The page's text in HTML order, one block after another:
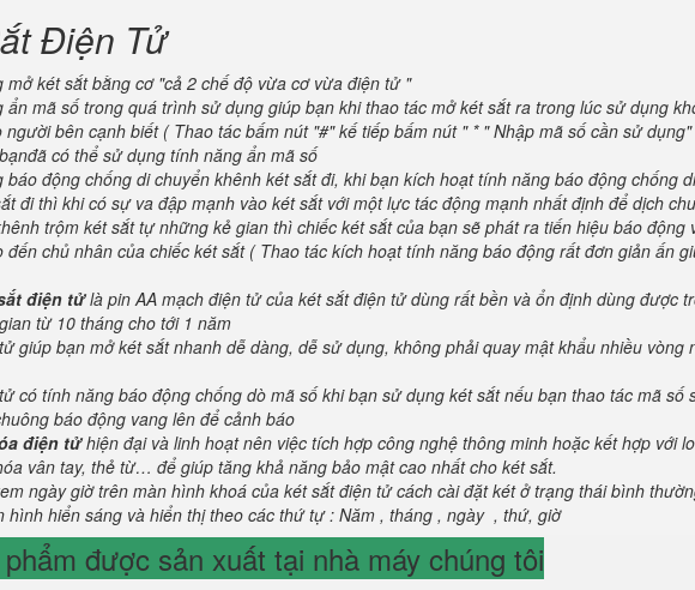
Điện Tử
mở két sắt bằng cơ "cả 2 chế độ vừa cơ vừa điện tử "
ẩn mã số trong quá trình sử dụng giúp bạn khi thao tác mở két sắt ra trong lúc sử dụng
người bên cạnh biết ( Thao tác bấm nút "#" kế tiếp bấm nút " * " Nhập mã số cần sử
có thể sử dụng tính năng ẩn mã số
báo động chống di chuyển khênh két sắt đi, khi bạn kích hoạt tính năng báo động chống di
đi thì khi có sự va đập mạnh vào két sắt với một lực tác động mạnh nhất định để dịch
trộm két sắt tự những kẻ gian thì chiếc két sắt của bạn sẽ phát ra tiến hiệu báo động
đến chủ nhân của chiếc két sắt ( Thao tác kích hoạt tính năng báo động rất đơn giản ấn
điện tửlà pin AA mạch điện tử của két sắt điện tử dùng rất bền và ổn định dùng được
từ 10 tháng cho tới 1 năm
giúp bạn mở két sắt nhanh dễ dàng, dễ sử dụng, không phải quay mật khẩu nhiều vòng
có tính năng báo động chống dò mã số khi bạn sử dụng két sắt nếu bạn thao tác mã số
báo động vang lên để cảnh báo
điện tửhiện đại và linh hoạt nên việc tích hợp công nghệ thông minh hoặc kết hợp với
vân tay, thẻ từ… để giúp tăng khả năng bảo mật cao nhất cho két sắt.
ngày giờ trên màn hình khoá của két sắt điện tử cách cài đặt két ở trạng thái bình
hình hiển sáng và hiển thị theo các thứ tự : Năm , tháng , ngày , thứ, giờ
được sản xuất tại nhà máy chúng tôi